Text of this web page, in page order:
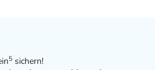
5 sichern!